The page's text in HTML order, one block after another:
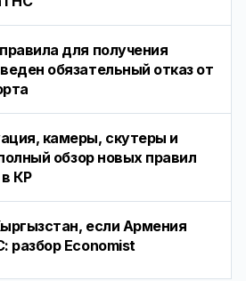
для получения
обязательный отказ от
камеры, скутеры и
обзор новых правил
КР
если Армения
разбор Economist